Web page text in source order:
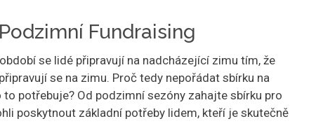
Fundraising
se lidé připravují na nadcházející zimu tím, že
se na zimu. Proč tedy nepořádat sbírku na
to potřebuje? Od podzimní sezóny zahajte sbírku pro
poskytnout základní potřeby lidem, kteří je skutečně